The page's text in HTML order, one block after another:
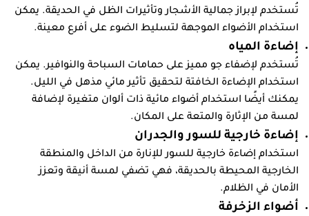
تُستخدم لإبراز جمالية الأشجار وتأثيرات الظل في الحديقة. يمكن
استخدام الأضواء الموجهة لتسليط الضوء على أفرع معينة.
إضاءة المياه
تُستخدم لإضفاء جو مميز على حمامات السباحة والنوافير. يمكن
استخدام الإضاءة الخافتة لتحقيق تأثير مائي مذهل في الليل.
يمكنك أيضًا استخدام أضواء مائية ذات ألوان متغيرة لإضافة
لمسة من الإثارة والمتعة على المكان.
إضاءة خارجية للسور والجدران
استخدام إضاءة خارجية للسور للإنارة من الداخل والمنطقة
الخارجية المحيطة بالحديقة، فهي تضفي لمسة أنيقة وتعزز
الأمان في الظلام.
أضواء الزخرفة